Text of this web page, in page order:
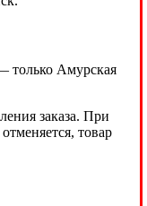
только Амурская
заказа. При
товар